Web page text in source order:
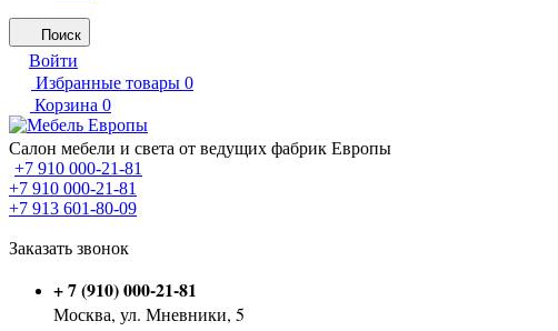
Поиск
Войти
Избранные товары 0
Корзина 0
Салон мебели и света от ведущих фабрик Европы
+7 910 000-21-81
+7 910 000-21-81
+7 913 601-80-09
Заказать звонок
+ 7 (910) 000-21-81
Москва, ул. Мневники, 5